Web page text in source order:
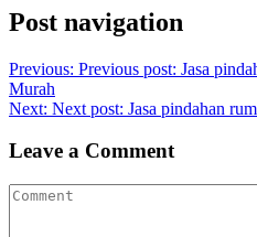
Post navigation
Previous: Previous post: Jasa
Murah
Next: Next post: Jasa pindahan
Leave a Comment